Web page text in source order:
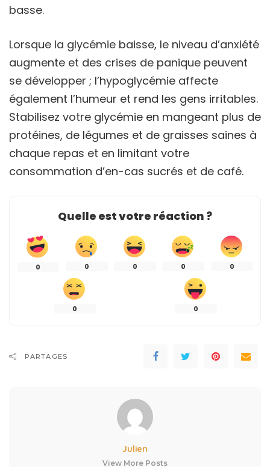
basse.
Lorsque la glycémie baisse, le niveau d’anxiété
augmente et des crises de panique peuvent
se développer ; l’hypoglycémie affecte
également l’humeur et rend les gens irritables.
Stabilisez votre glycémie en mangeant plus de
protéines, de légumes et de graisses saines à
chaque repas et en limitant votre
consommation d’en-cas sucrés et de café.
Quelle est votre réaction ?
0 0 0 0 0
0 0
PARTAGES
Julien
View More Posts